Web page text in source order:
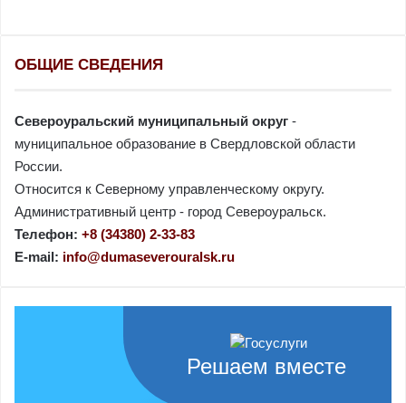
ОБЩИЕ СВЕДЕНИЯ
Североуральский муниципальный округ -
муниципальное образование в Свердловской области
России.
Относится к Северному управленческому округу.
Административный центр - город Североуральск.
Телефон: +8 (34380) 2-33-83
E-mail: info@dumaseverouralsk.ru
Решаем вместе